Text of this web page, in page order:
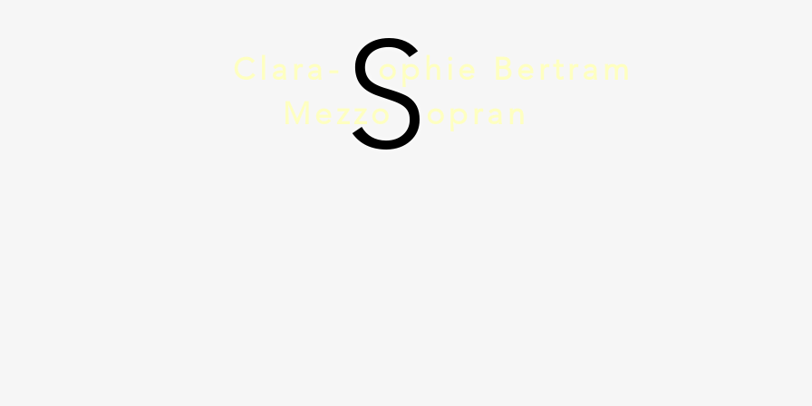
Clara- ophie Bertram
Sopran
Mezzo